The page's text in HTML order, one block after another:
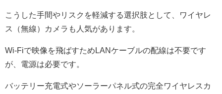
こうした手間やリスクを軽減する選択肢として、ワイヤレ
ス（無線）カメラも人気があります。
Wi-Fiで映像を飛ばすためLANケーブルの配線は不要です
が、電源は必要です。
バッテリー充電式やソーラーパネル式の完全ワイヤレスカ